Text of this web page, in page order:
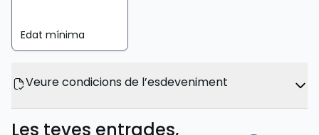
Edat mínima
Veure condicions de l’esdeveniment
Les teves entrades,